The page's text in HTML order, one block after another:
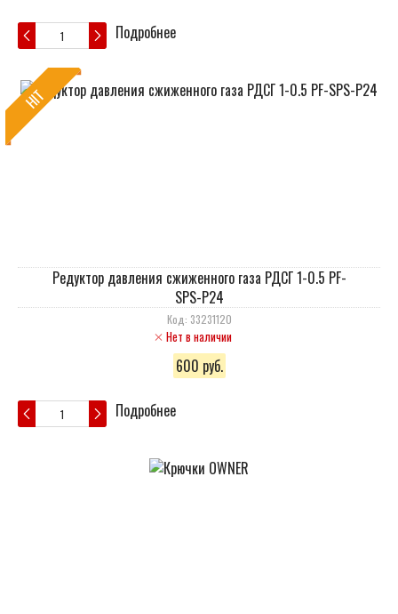
Подробнее
HIT
Редуктор давления сжиженного газа РДСГ 1-0.5 PF-
SPS-P24
Код: 33231120
Нет в наличии
600 руб.
Подробнее